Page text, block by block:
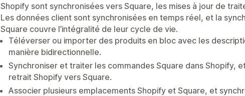
Shopify sont synchronisées vers Square, les mises à jour de
Les données client sont synchronisées en temps réel, et la
Square couvre l’intégralité de leur cycle de vie.
Téléverser ou importer des produits en bloc avec les
manière bidirectionnelle.
Synchroniser et traiter les commandes Square dans Shopify,
retrait Shopify vers Square.
Associer plusieurs emplacements Shopify et Square, et